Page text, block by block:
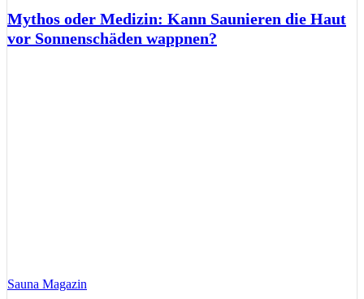
Mythos oder Medizin: Kann Saunieren die Haut
vor Sonnenschäden wappnen?
Sauna Magazin